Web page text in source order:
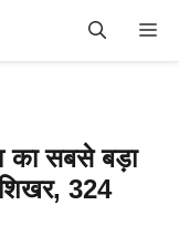
का सबसे बड़ा
324